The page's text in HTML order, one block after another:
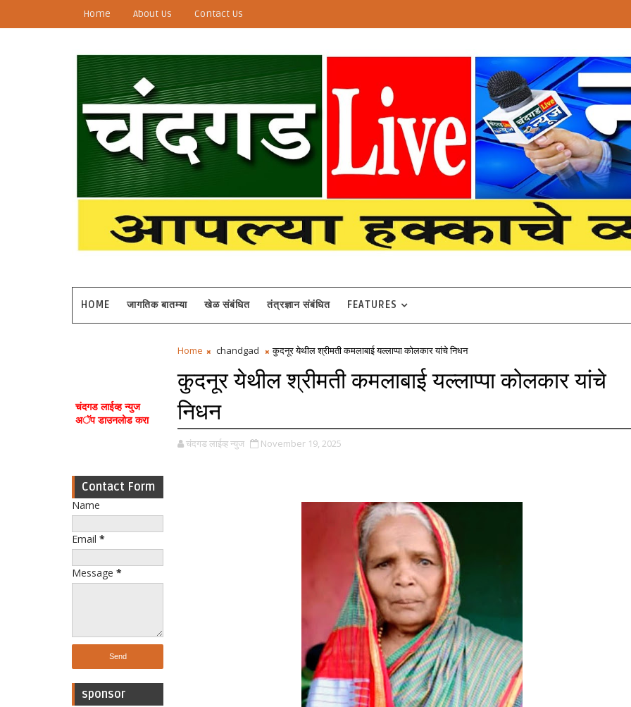
Home About Us Contact Us
HOME जागतिक बातम्या खेळ संबंधित तंत्रज्ञान संबंधित FEATURES
चंदगड लाईव्ह न्युज
अॅप डाउनलोड करा
Contact Form
Name
Email *
Message *
sponsor
Home chandgad कुदनूर येथील श्रीमती कमलाबाई यल्लाप्पा कोलकार यांचे निधन
कुदनूर येथील श्रीमती कमलाबाई यल्लाप्पा कोलकार यांचे
निधन
चंदगड लाईव्ह न्युज November 19, 2025